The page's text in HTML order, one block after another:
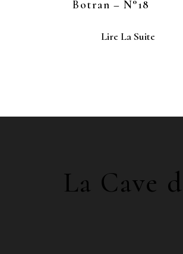
Botran – N°18
Lire La Suite
La Cave